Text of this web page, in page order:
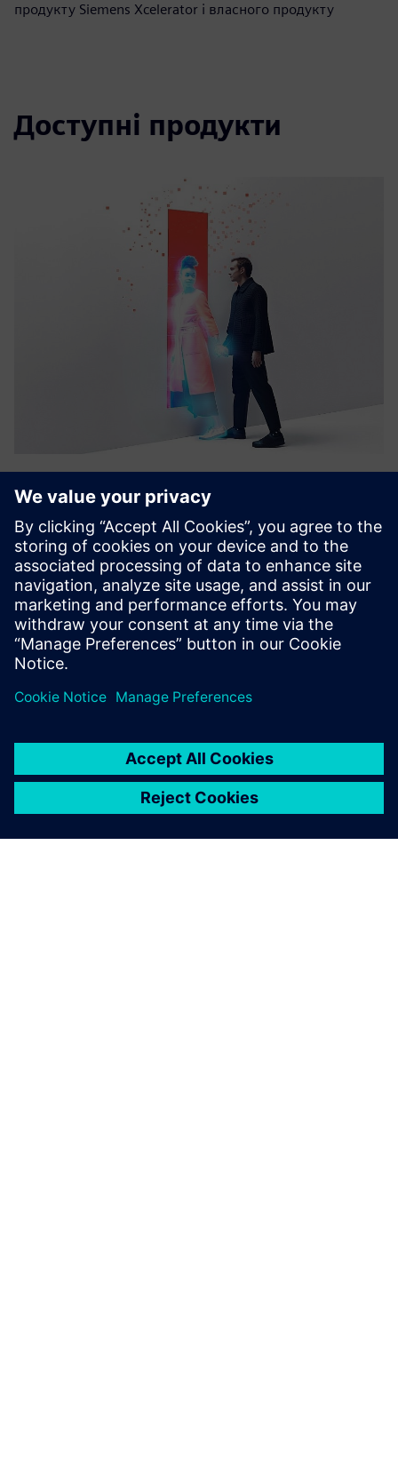
продукту Siemens Xcelerator і власного продукту
Доступні продукти
targenio Assistance Platform
Платформа Targenio Assistant Platform дозволяє
компаніям створювати та керувати помічниками з
адаптивними навичками. Налаштування низького
коду, навчання людини в циклі та системна інтеграція
допомагають помічникам покращити та ма...
Докладніше